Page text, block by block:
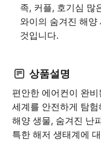
족, 커플, 호기심 많
와이의 숨겨진 해양
것입니다.
상품설명
편안한 에어컨이 완
세계를 안전하게 탐
해양 생물, 숨겨진 난
특한 해저 생태계에